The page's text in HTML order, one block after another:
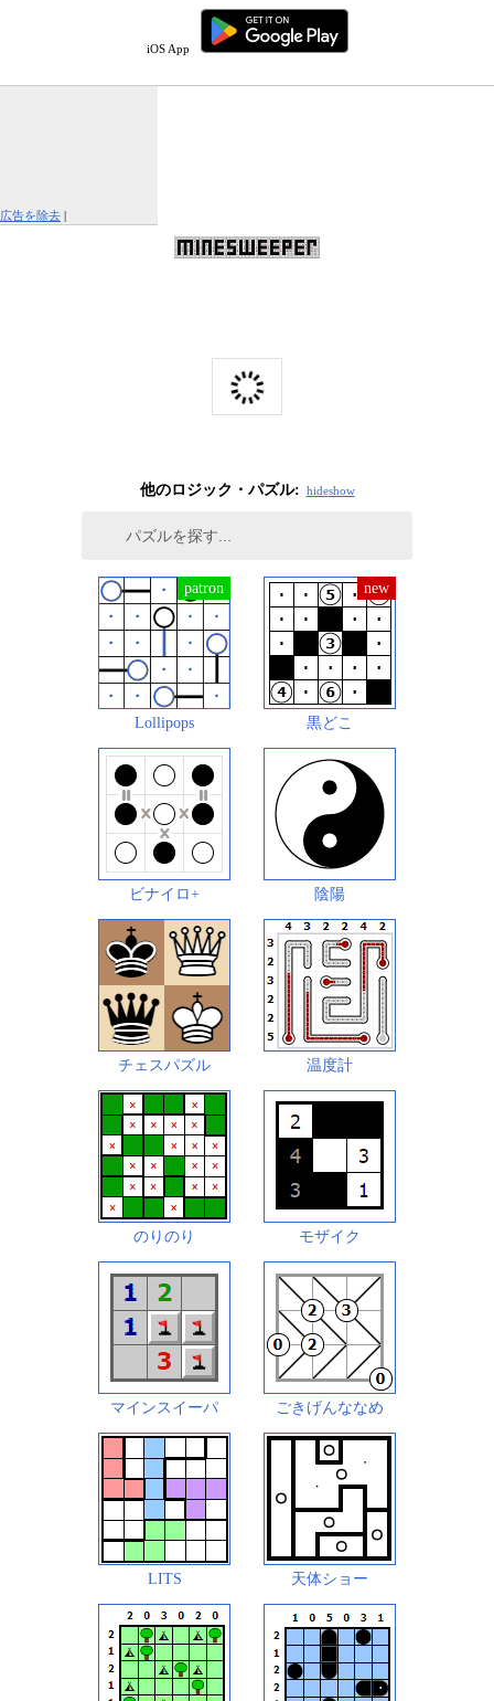
iOS App
広告を除去 |
他のロジック・パズル: hideshow
Lollipops 黒どこ
ビナイロ+ 陰陽
チェスパズル 温度計
のりのり モザイク
マインスイーパ ごきげんななめ
LITS 天体ショー